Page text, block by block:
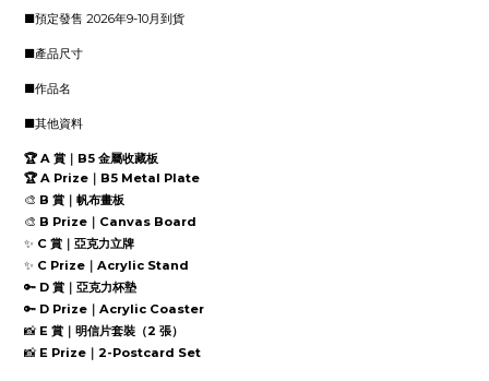
■預定發售 2026年9-10月到貨
■產品尺寸
■作品名
■其他資料
🏆 A 賞｜B5 金屬收藏板
🏆 A Prize｜B5 Metal Plate
🎨 B 賞｜帆布畫板
🎨 B Prize｜Canvas Board
✨ C 賞｜亞克力立牌
✨ C Prize｜Acrylic Stand
🔑 D 賞｜亞克力杯墊
🔑 D Prize｜Acrylic Coaster
📸 E 賞｜明信片套裝（2 張）
📸 E Prize｜2-Postcard Set